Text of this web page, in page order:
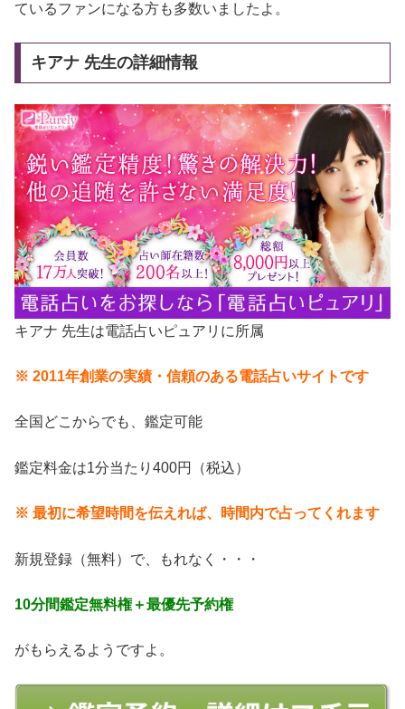
ているファンになる方も多数いましたよ。
キアナ 先生の詳細情報
キアナ 先生は電話占いピュアリに所属
※ 2011年創業の実績・信頼のある電話占いサイトです
全国どこからでも、鑑定可能
鑑定料金は1分当たり400円（税込）
※ 最初に希望時間を伝えれば、時間内で占ってくれます
新規登録（無料）で、もれなく・・・
10分間鑑定無料権＋最優先予約権
がもらえるようですよ。